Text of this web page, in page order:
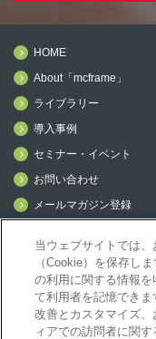
HOME
About「mcframe」
ライブラリー
導入事例
セミナー・イベント
お問い合わせ
メールマガジン登録
mcframeナビ（ユーザ
mcframeユーザ会サイ
ID発行をご希望の方は
当ウェブサイトでは
（Cookie）を保存し
の利用に関する情報
て利用者を記憶でき
改善とカスタマイズ
ィアでの訪問者に関